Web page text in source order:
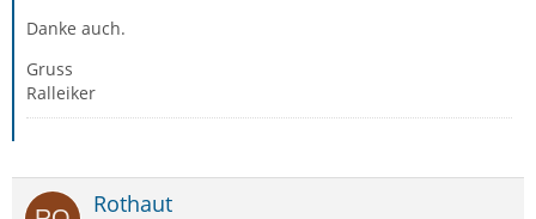
Danke auch.
Gruss
Ralleiker
Rothaut